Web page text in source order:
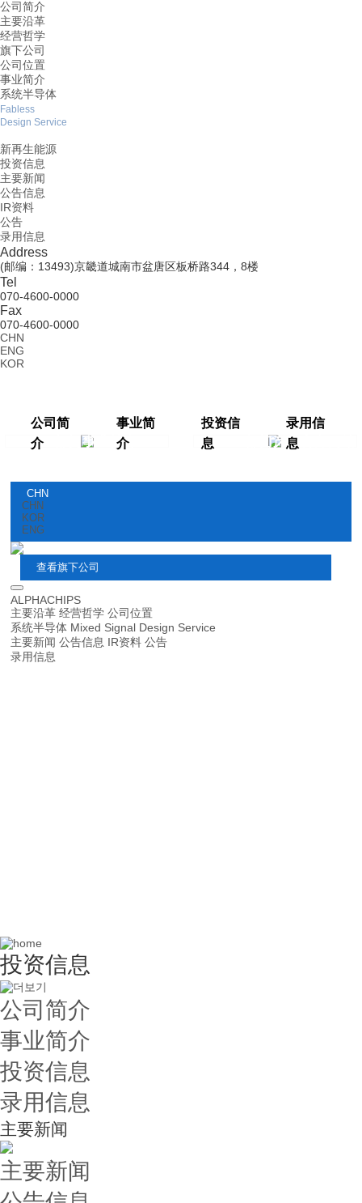
公司简介
主要沿革
经营哲学
旗下公司
公司位置
事业简介
系统半导体
Fabless
Design Service
新再生能源
投资信息
主要新闻
公告信息
IR资料
公告
录用信息
Address
(邮编：13493)京畿道城南市盆唐区板桥路344，8楼
Tel
070-4600-0000
Fax
070-4600-0000
CHN
ENG
KOR
公司简
介
事业简
介
投资信
息
录用信
息
CHN
CHN
KOR
ENG
查看旗下公司
ALPHACHIPS
主要沿革 经营哲学 公司位置
系统半导体 Mixed Signal Design Service
主要新闻 公告信息 IR资料 公告
录用信息
DS部门事业简介 Fabless部门产品官方网站
投资信息
公司简介
事业简介
投资信息
录用信息
主要新闻
主要新闻